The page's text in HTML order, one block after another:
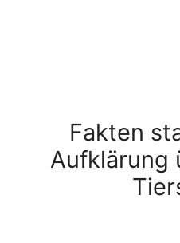
Fakten
Aufklärung